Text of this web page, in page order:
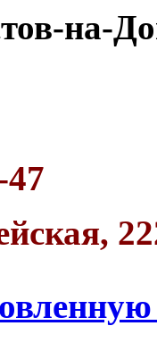
на-
47